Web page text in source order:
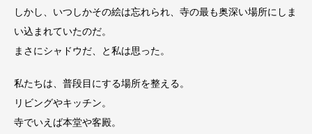
しかし、いつしかその絵は忘れられ、寺の最も奥深い場所にしま
い込まれていたのだ。
まさにシャドウだ、と私は思った。
私たちは、普段目にする場所を整える。
リビングやキッチン。
寺でいえば本堂や客殿。